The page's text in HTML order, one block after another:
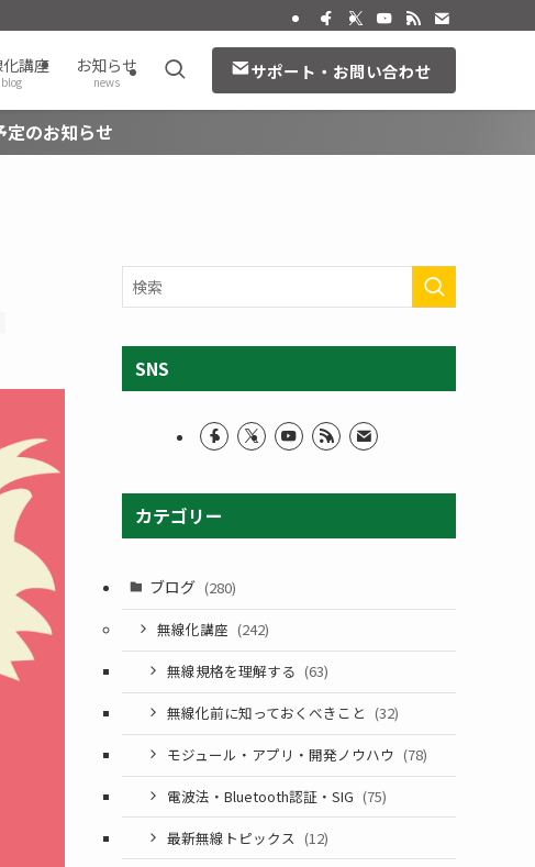
講座
blog
お知らせ
news サポート・お問い合わせ
定のお知らせ
SNS
カテゴリー
ブログ (280)
無線化講座 (242)
無線規格を理解する (63)
無線化前に知っておくべきこと (32)
モジュール・アプリ・開発ノウハウ (78)
電波法・Bluetooth認証・SIG (75)
最新無線トピックス (12)